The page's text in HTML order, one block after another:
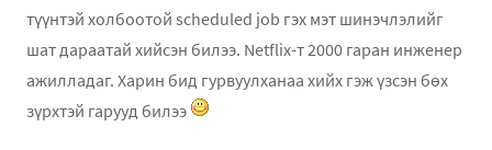
түүнтэй холбоотой scheduled job гэх мэт шинэчлэлийг
шат дараатай хийсэн билээ. Netflix-т 2000 гаран инженер
ажилладаг. Харин бид гурвуулханаа хийх гэж үзсэн бөх
зүрхтэй гарууд билээ